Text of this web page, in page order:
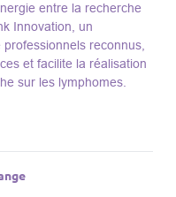
entre la recherche
Innovation, un
reconnus,
et facilite la réalisation
sur les lymphomes.
des initiatives de
l’unité parmi les